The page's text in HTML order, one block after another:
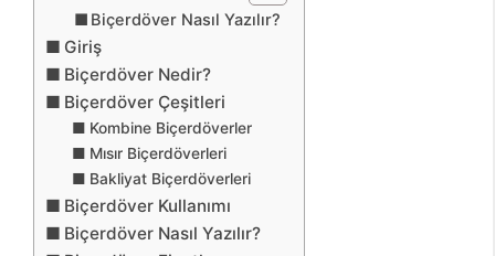
Biçerdöver Nasıl Yazılır?
Giriş
Biçerdöver Nedir?
Biçerdöver Çeşitleri
Kombine Biçerdöverler
Mısır Biçerdöverleri
Bakliyat Biçerdöverleri
Biçerdöver Kullanımı
Biçerdöver Nasıl Yazılır?